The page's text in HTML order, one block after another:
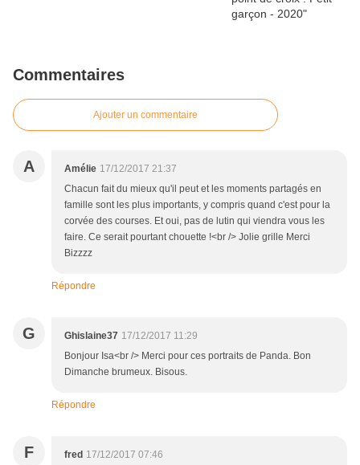
Commentaires
Ajouter un commentaire
A Amélie 17/12/2017 21:37
Chacun fait du mieux qu'il peut et les moments partagés en
famille sont les plus importants, y compris quand c'est pour la
corvée des courses. Et oui, pas de lutin qui viendra vous les
faire. Ce serait pourtant chouette !<br /> Jolie grille Merci
Bizzzz
Répondre
G Ghislaine37 17/12/2017 11:29
Bonjour Isa<br /> Merci pour ces portraits de Panda. Bon
Dimanche brumeux. Bisous.
Répondre
F fred 17/12/2017 07:46